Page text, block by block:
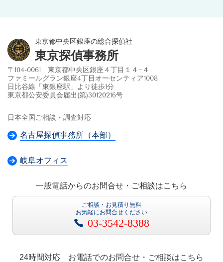
東京都中央区銀座の総合探偵社
東京探偵事務所
〒104-0061 東京都中央区銀座４丁目１４−４
ファミールグラン銀座4丁目オーセンティア1008
日比谷線「東銀座駅」より徒歩1分
東京都公安委員会届出(第)30120216号
日本全国ご相談・調査対応
名古屋探偵事務所（本部）
岐阜オフィス
一般電話からのお問合せ・ご相談はこちら
ご相談・お見積り無料
お気軽にお問合せください
03-3542-8388
24時間対応 お電話でのお問合せ・ご相談はこちら